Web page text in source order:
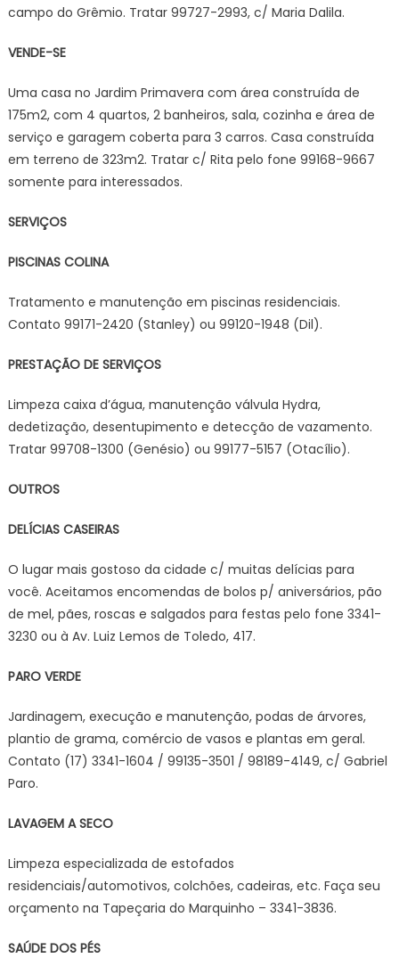
campo do Grêmio. Tratar 99727-2993, c/ Maria Dalila.
VENDE-SE
Uma casa no Jardim Primavera com área construída de
175m2, com 4 quartos, 2 banheiros, sala, cozinha e área de
serviço e garagem coberta para 3 carros. Casa construída
em terreno de 323m2. Tratar c/ Rita pelo fone 99168-9667
somente para interessados.
SERVIÇOS
PISCINAS COLINA
Tratamento e manutenção em piscinas residenciais.
Contato 99171-2420 (Stanley) ou 99120-1948 (Dil).
PRESTAÇÃO DE SERVIÇOS
Limpeza caixa d’água, manutenção válvula Hydra,
dedetização, desentupimento e detecção de vazamento.
Tratar 99708-1300 (Genésio) ou 99177-5157 (Otacílio).
OUTROS
DELÍCIAS CASEIRAS
O lugar mais gostoso da cidade c/ muitas delícias para
você. Aceitamos encomendas de bolos p/ aniversários, pão
de mel, pães, roscas e salgados para festas pelo fone 3341-
3230 ou à Av. Luiz Lemos de Toledo, 417.
PARO VERDE
Jardinagem, execução e manutenção, podas de árvores,
plantio de grama, comércio de vasos e plantas em geral.
Contato (17) 3341-1604 / 99135-3501 / 98189-4149, c/ Gabriel
Paro.
LAVAGEM A SECO
Limpeza especializada de estofados
residenciais/automotivos, colchões, cadeiras, etc. Faça seu
orçamento na Tapeçaria do Marquinho – 3341-3836.
SAÚDE DOS PÉS